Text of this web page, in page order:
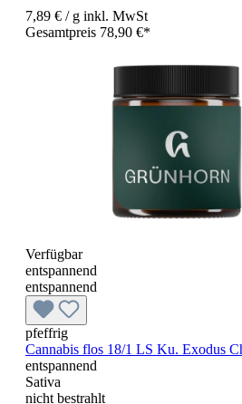
7,89 € / g inkl. MwSt
Gesamtpreis 78,90 €*
Verfügbar
entspannend
entspannend
pfeffrig
Cannabis flos 18/1 LS Ku. Exodus
entspannend
Sativa
nicht bestrahlt